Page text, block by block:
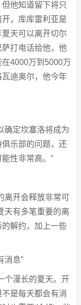
他知道留下将只
，库库雷利亚是
天可以离开切尔
打电话给他，他
4000万到5000万
迪奥尔，他今年
确定坎塞洛将成为
乐部的问题，还
性非常高。”
离开会释放非常可
天有多笔重要的离
解约，加上一些
消息”
个漫长的夏天。开
是每天都会有消